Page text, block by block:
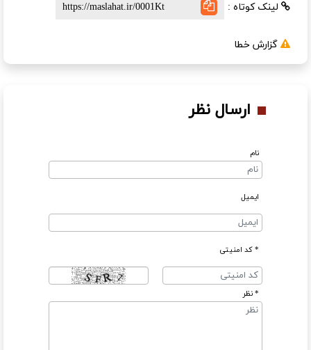
لینک کوتاه :
گزارش خطا
ارسال نظر
نام
ایمیل
* کد امنیتی
* نظر